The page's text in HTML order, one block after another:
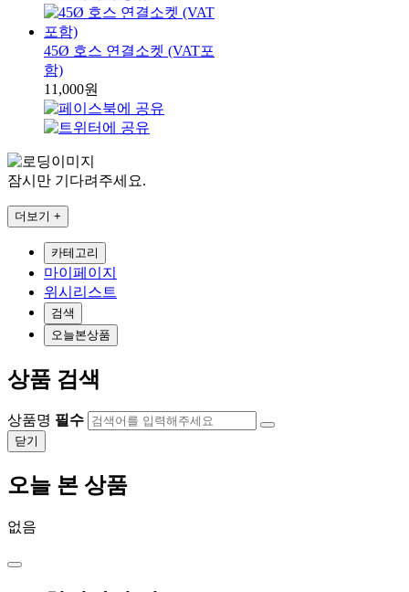
45Ø 호스 연결소켓 (VAT포
함)
11,000원
잠시만 기다려주세요.
더보기 +
카테고리
마이페이지
위시리스트
검색
오늘본상품
상품 검색
상품명 필수
닫기
오늘 본 상품
없음